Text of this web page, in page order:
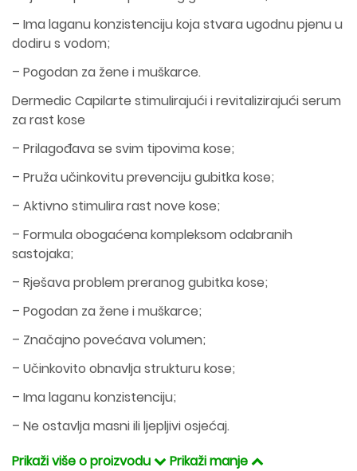
– Ima laganu konzistenciju koja stvara ugodnu pjenu u
dodiru s vodom;
– Pogodan za žene i muškarce.
Dermedic Capilarte stimulirajući i revitalizirajući serum
za rast kose
– Prilagođava se svim tipovima kose;
– Pruža učinkovitu prevenciju gubitka kose;
– Aktivno stimulira rast nove kose;
– Formula obogaćena kompleksom odabranih
sastojaka;
– Rješava problem preranog gubitka kose;
– Pogodan za žene i muškarce;
– Značajno povećava volumen;
– Učinkovito obnavlja strukturu kose;
– Ima laganu konzistenciju;
– Ne ostavlja masni ili ljepljivi osjećaj.
Prikaži više o proizvodu
Prikaži manje